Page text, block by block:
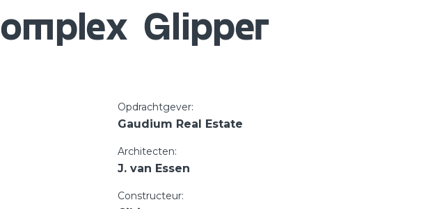
Glipper
Opdrachtgever:
Gaudium Real Estate
Architecten:
J. van Essen
Constructeur: